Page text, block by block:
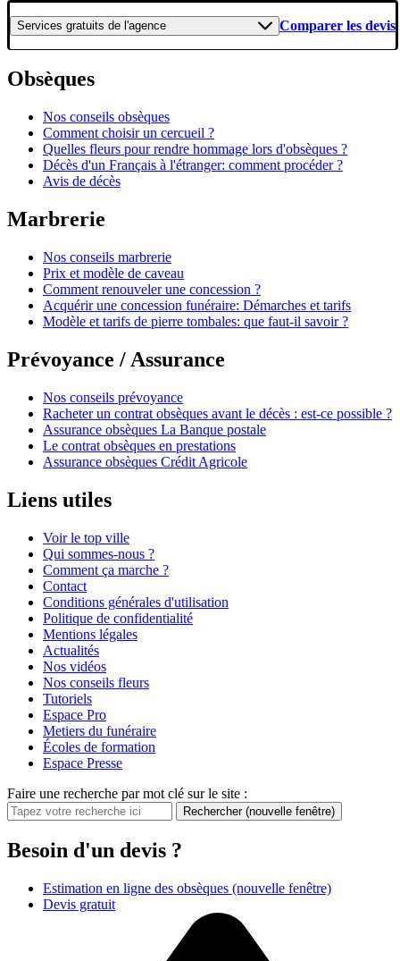
Services gratuits de l'agence Comparer les devis
Obsèques
Nos conseils obsèques
Comment choisir un cercueil ?
Quelles fleurs pour rendre hommage lors d'obsèques ?
Décès d'un Français à l'étranger: comment procéder ?
Avis de décès
Marbrerie
Nos conseils marbrerie
Prix et modèle de caveau
Comment renouveler une concession ?
Acquérir une concession funéraire: Démarches et tarifs
Modèle et tarifs de pierre tombales: que faut-il savoir ?
Prévoyance / Assurance
Nos conseils prévoyance
Racheter un contrat obsèques avant le décès : est-ce possible ?
Assurance obsèques La Banque postale
Le contrat obsèques en prestations
Assurance obsèques Crédit Agricole
Liens utiles
Voir le top ville
Qui sommes-nous ?
Comment ça marche ?
Contact
Conditions générales d'utilisation
Politique de confidentialité
Mentions légales
Actualités
Nos vidéos
Nos conseils fleurs
Tutoriels
Espace Pro
Metiers du funéraire
Écoles de formation
Espace Presse
Faire une recherche par mot clé sur le site :
Rechercher (nouvelle fenêtre)
Besoin d'un devis ?
Estimation en ligne des obsèques (nouvelle fenêtre)
Devis gratuit